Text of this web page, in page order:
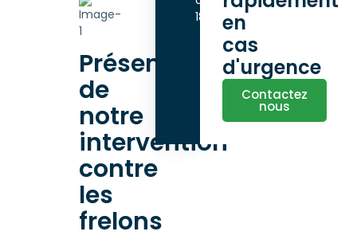
Présentation
de
notre
intervention
contre
les
frelons
18h00en
cas
d'urgence
Contactez
nous